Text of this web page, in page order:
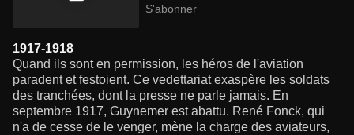
S'abonner
1917-1918
Quand ils sont en permission, les héros de l'aviation
paradent et festoient. Ce vedettariat exaspère les soldats
des tranchées, dont la presse ne parle jamais. En
septembre 1917, Guynemer est abattu. René Fonck, qui
n'a de cesse de le venger, mène la charge des aviateurs,